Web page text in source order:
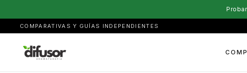
COMPARATIVAS Y GUÍAS INDEPENDIENTES